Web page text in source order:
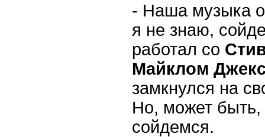
- Наша музыка
я не знаю,
работал со
Майклом
замкнулся на
Но, может быть,
сойдемся.